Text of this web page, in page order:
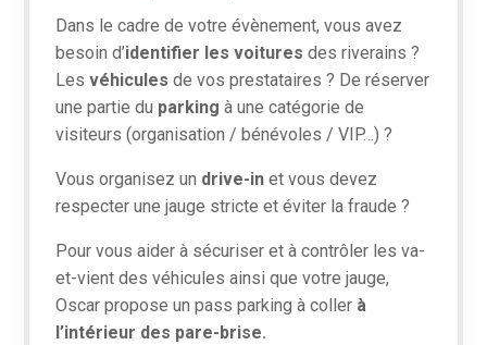
Dans le cadre de votre évènement, vous avez
besoin d’identifier les voitures des riverains ?
Lesvéhicules de vos prestataires ? De réserver
une partie du parking à une catégorie de
visiteurs (organisation / bénévoles / VIP…) ?
Vous organisez un drive-in et vous devez
respecter une jauge stricte et éviter la fraude ?
Pour vous aider à sécuriser et à contrôler les va-
et-vient des véhicules ainsi que votre jauge,
Oscar propose un pass parking à coller à
l’intérieur des pare-brise.